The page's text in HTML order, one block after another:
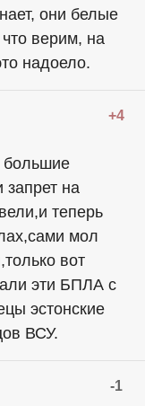
они белые
верим, на
надоело.
+4
большие
на
теперь
мол
вот
эти БПЛА с
эстонские
ВСУ.
-1